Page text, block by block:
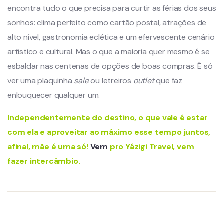
encontra tudo o que precisa para curtir as férias dos seus
sonhos: clima perfeito como cartão postal, atrações de
alto nível, gastronomia eclética e um efervescente cenário
artístico e cultural. Mas o que a maioria quer mesmo é se
esbaldar nas centenas de opções de boas compras. É só
ver uma plaquinha saleou letreiros outletque faz
enlouquecer qualquer um.
Independentemente do destino, o que vale é estar
com ela e aproveitar ao máximo esse tempo juntos,
afinal, mãe é uma só!Vem pro Yázigi Travel, vem
fazer intercâmbio.